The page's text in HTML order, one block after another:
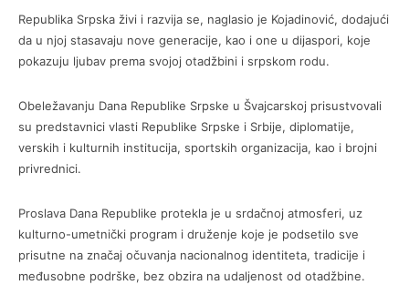
Republika Srpska živi i razvija se, naglasio je Kojadinović, dodajući
da u njoj stasavaju nove generacije, kao i one u dijaspori, koje
pokazuju ljubav prema svojoj otadžbini i srpskom rodu.
Obeležavanju Dana Republike Srpske u Švajcarskoj prisustvovali
su predstavnici vlasti Republike Srpske i Srbije, diplomatije,
verskih i kulturnih institucija, sportskih organizacija, kao i brojni
privrednici.
Proslava Dana Republike protekla je u srdačnoj atmosferi, uz
kulturno-umetnički program i druženje koje je podsetilo sve
prisutne na značaj očuvanja nacionalnog identiteta, tradicije i
međusobne podrške, bez obzira na udaljenost od otadžbine.